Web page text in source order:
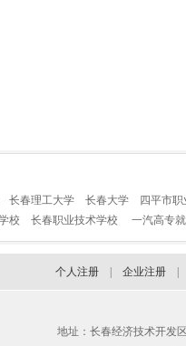
长春理工大学 长春大学
四平市
校 长春职业技术学校 一汽高专
个人注册 企业注册
地址：长春经济技术开发